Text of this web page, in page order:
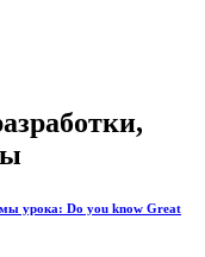
урока: Do you know Great